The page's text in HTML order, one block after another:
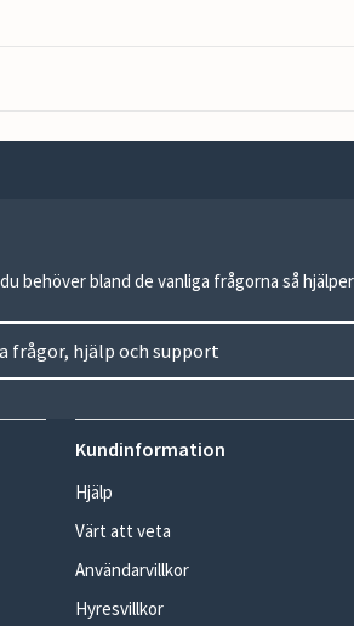
behöver bland de vanliga frågorna så
frågor, hjälp och support
Kundinformation
Hjälp
Värt att veta
Användarvillkor
Hyresvillkor